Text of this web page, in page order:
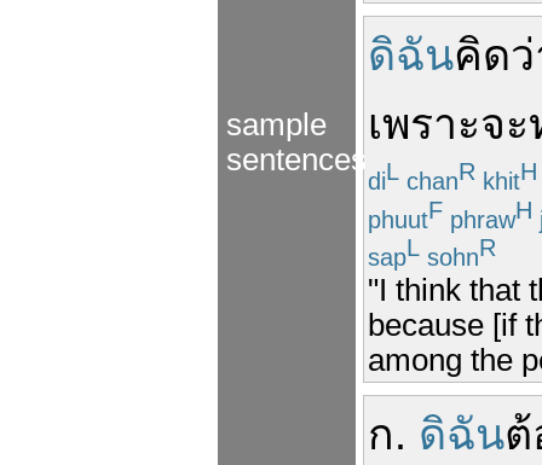
sample
sentences
ดิฉันคิด
เพราะจะ
diL chanR khitH
phuutF phrawH
sapL sohnR
"I think that
because [if
among the
ก. ดิฉันต้